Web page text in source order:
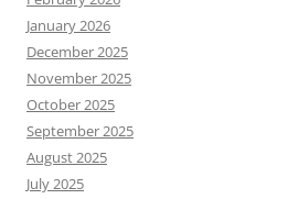
January 2026
December 2025
November 2025
October 2025
September 2025
August 2025
July 2025